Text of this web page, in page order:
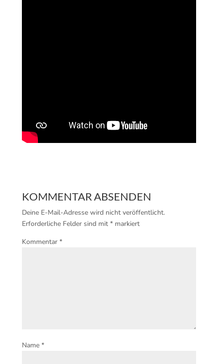
KOMMENTAR ABSENDEN
Deine E-Mail-Adresse wird nicht veröffentlicht.
Erforderliche Felder sind mit *markiert
Kommentar *
Name *